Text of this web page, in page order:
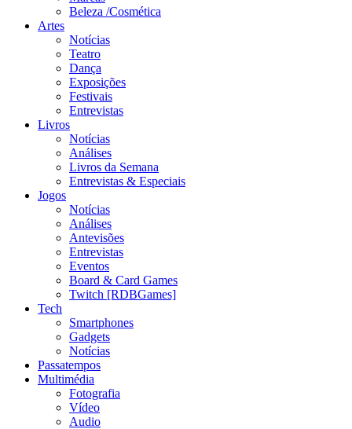
Beleza /Cosmética
Artes
Notícias
Teatro
Dança
Exposições
Festivais
Entrevistas
Livros
Notícias
Análises
Livros da Semana
Entrevistas & Especiais
Jogos
Notícias
Análises
Antevisões
Entrevistas
Eventos
Board & Card Games
Twitch [RDBGames]
Tech
Smartphones
Gadgets
Notícias
Passatempos
Multimédia
Fotografia
Vídeo
Audio